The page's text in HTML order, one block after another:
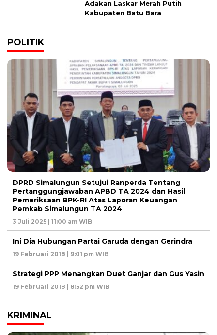
Adakan Laskar Merah Putih
Kabupaten Batu Bara
POLITIK
DPRD Simalungun Setujui Ranperda Tentang
Pertanggungjawaban APBD TA 2024 dan Hasil
Pemeriksaan BPK-RI Atas Laporan Keuangan
Pemkab Simalungun TA 2024
3 Juli 2025 | 11:00 am WIB
Ini Dia Hubungan Partai Garuda dengan Gerindra
19 Februari 2018 | 9:01 pm WIB
Strategi PPP Menangkan Duet Ganjar dan Gus Yasin
19 Februari 2018 | 8:52 pm WIB
KRIMINAL